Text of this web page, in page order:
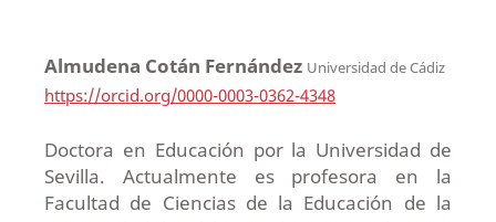
Almudena Cotán Fernández Universidad de Cádiz
https://orcid.org/0000-0003-0362-4348
Doctora en Educación por la Universidad de
Sevilla. Actualmente es profesora en la
Facultad de Ciencias de la Educación de la